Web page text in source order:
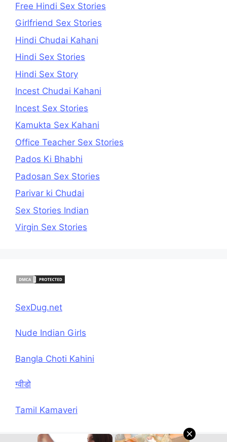
Free Hindi Sex Stories
Girlfriend Sex Stories
Hindi Chudai Kahani
Hindi Sex Stories
Hindi Sex Story
Incest Chudai Kahani
Incest Sex Stories
Kamukta Sex Kahani
Office Teacher Sex Stories
Pados Ki Bhabhi
Padosan Sex Stories
Parivar ki Chudai
Sex Stories Indian
Virgin Sex Stories
SexDug.net
Nude Indian Girls
Bangla Choti Kahini
ग्वीडो
Tamil Kamaveri